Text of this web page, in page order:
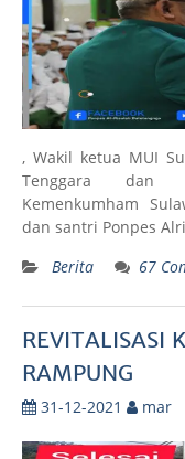
, Wakil ketua MUI
Tenggara dan
Kemenkumham
dan santri Ponpes
Berita
67
REVITALISASI
RAMPUNG
31-12-2021 mar